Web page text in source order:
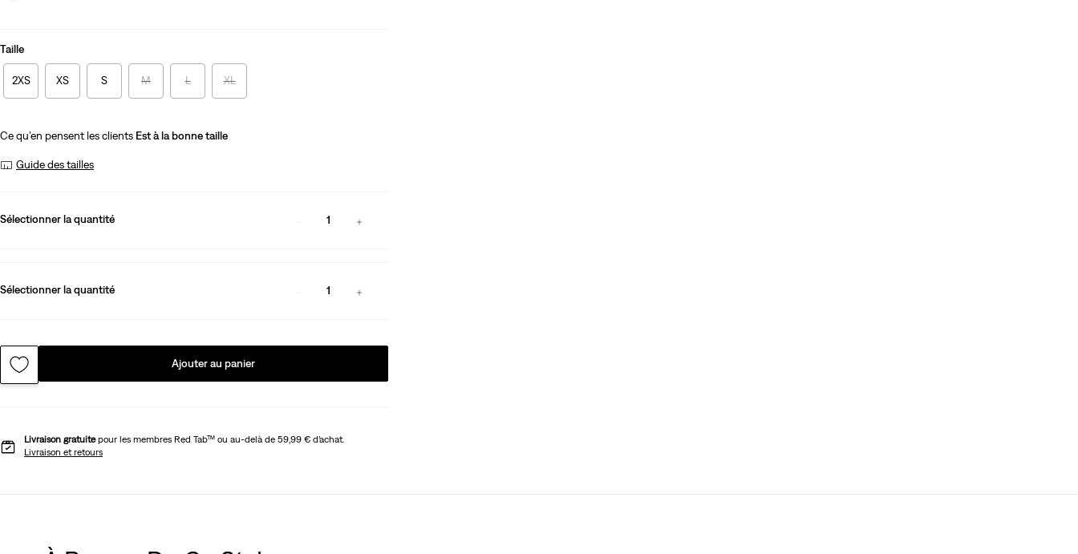
Taille
2XS XS S M L XL
Ce qu’en pensent les clients Est à la bonne taille
Guide des tailles
Sélectionner la quantité 1
Sélectionner la quantité 1
Ajouter au panier
Livraison gratuitepour les membres Red Tab™ ou au-delà de 59,99 € d’achat.
Livraison et retours